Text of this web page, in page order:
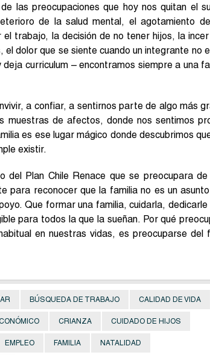
las preocupaciones que hoy nos quitan el
de la salud mental, el agotamiento
trabajo, la decisión de no tener hijos, la
dolor que se siente cuando un integrante no
curriculum – encontramos siempre a una
a confiar, a sentirnos parte de algo más
muestras de afectos, donde nos sentimos
es ese lugar mágico donde descubrimos
existir.
del Plan Chile Renace que se preocupara
para reconocer que la familia no es un
Que formar una familia, cuidarla,
para todos la que la sueñan. Por qué
en nuestras vidas, es preocuparse del
BÚSQUEDA DE TRABAJO CALIDAD DE VIDA
CRIANZA CUIDADO DE HIJOS
EMPLEO FAMILIA NATALIDAD